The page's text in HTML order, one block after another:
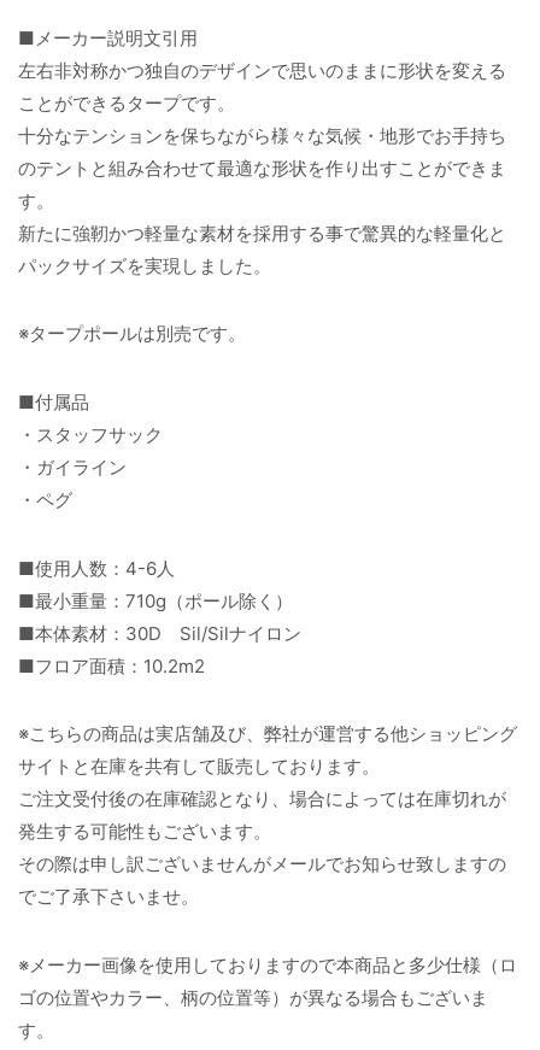
■メーカー説明文引用
左右非対称かつ独自のデザインで思いのままに形状を変える
ことができるタープです。
十分なテンションを保ちながら様々な気候・地形でお手持ち
のテントと組み合わせて最適な形状を作り出すことができま
す。
新たに強靭かつ軽量な素材を採用する事で驚異的な軽量化と
パックサイズを実現しました。
※タープポールは別売です。
■付属品
・スタッフサック
・ガイライン
・ペグ
■使用人数：4-6人
■最小重量：710g（ポール除く）
■本体素材：30D Sil/Silナイロン
■フロア面積：10.2m2
※こちらの商品は実店舗及び、弊社が運営する他ショッピング
サイトと在庫を共有して販売しております。
ご注文受付後の在庫確認となり、場合によっては在庫切れが
発生する可能性もございます。
その際は申し訳ございませんがメールでお知らせ致しますの
でご了承下さいませ。
※メーカー画像を使用しておりますので本商品と多少仕様（ロ
ゴの位置やカラー、柄の位置等）が異なる場合もございま
す。